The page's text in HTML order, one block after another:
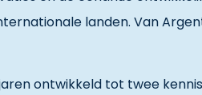
landen. Van
ontwikkeld tot twee